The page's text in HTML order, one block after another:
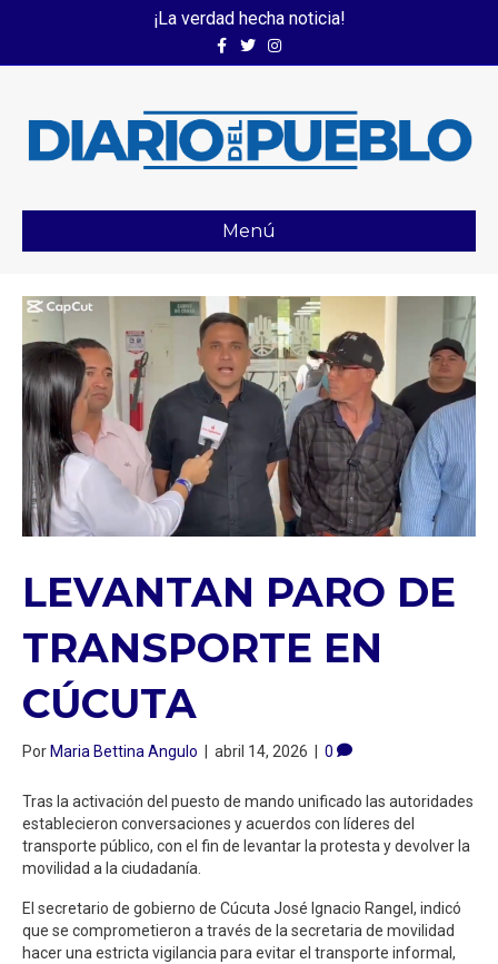
¡La verdad hecha noticia!
FacebookTwitterInstagram
Menú
LEVANTAN PARO DE
TRANSPORTE EN
CÚCUTA
Por Maria Bettina Angulo abril 14, 2026 0
Tras la activación del puesto de mando unificado las autoridades
establecieron conversaciones y acuerdos con líderes del
transporte público, con el fin de levantar la protesta y devolver la
movilidad a la ciudadanía.
El secretario de gobierno de Cúcuta José Ignacio Rangel, indicó
que se comprometieron a través de la secretaria de movilidad
hacer una estricta vigilancia para evitar el transporte informal,